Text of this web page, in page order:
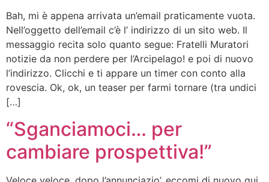
Bah, mi è appena arrivata un’email praticamente vuota.
Nell’oggetto dell’email c’è l’ indirizzo di un sito web. Il
messaggio recita solo quanto segue: Fratelli Muratori
notizie da non perdere per l’Arcipelago! e poi di nuovo
l’indirizzo. Clicchi e ti appare un timer con conto alla
rovescia. Ok, ok, un teaser per farmi tornare (tra undici
[…]
“Sganciamoci… per
cambiare prospettiva!”